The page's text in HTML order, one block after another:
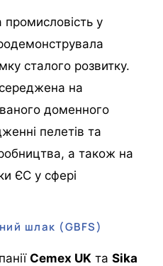
у
сталого розвитку.
на
доменного
пелетів та
а також на
ЄС у сфері
шлак (GBFS)
Cemex UK таSika